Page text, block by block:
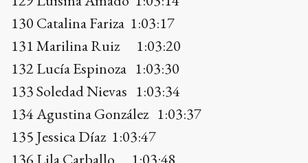
135 Jessica Díaz 1:03:47
136 Lila Carballo 1:03:48
137 Jorgelina Preciado 1:03:50
138 Julieta Debaz 1:03:55
139 María N. Angiuli 1:04:00
140 Laura Astiz 1:04:10
141 Daiana Gómez 1:04:12